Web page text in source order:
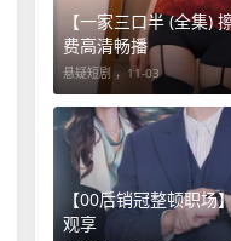
【一家三口半 (全集)
费高清畅播
悬疑短剧 ， 11-03
【00后销冠整顿职场
观享